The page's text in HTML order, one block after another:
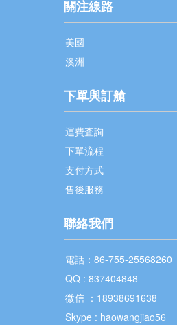
關注線路
美國
澳洲
下單與訂艙
運費査詢
下單流程
支付方式
售後服務
聯絡我們
電話：86-755-25568260
QQ : 837404848
微信 ：18938691638
Skype : haowangjiao56